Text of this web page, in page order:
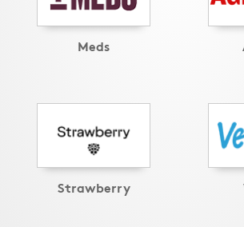
Meds
Strawberry